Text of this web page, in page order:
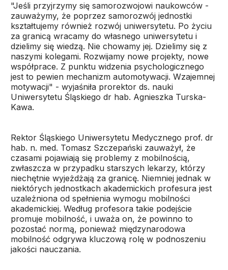
"Jeśli przyjrzymy się samorozwojowi naukowców -
zauważymy, że poprzez samorozwój jednostki
kształtujemy również rozwój uniwersytetu. Po życiu
za granicą wracamy do własnego uniwersytetu i
dzielimy się wiedzą. Nie chowamy jej. Dzielimy się z
naszymi kolegami. Rozwijamy nowe projekty, nowe
współprace. Z punktu widzenia psychologicznego
jest to pewien mechanizm automotywacji. Wzajemnej
motywacji" - wyjaśniła prorektor ds. nauki
Uniwersytetu Śląskiego dr hab. Agnieszka Turska-
Kawa.
Rektor Śląskiego Uniwersytetu Medycznego prof. dr
hab. n. med. Tomasz Szczepański zauważył, że
czasami pojawiają się problemy z mobilnością,
zwłaszcza w przypadku starszych lekarzy, którzy
niechętnie wyjeżdżają za granicę. Niemniej jednak w
niektórych jednostkach akademickich profesura jest
uzależniona od spełnienia wymogu mobilności
akademickiej. Według profesora takie podejście
promuje mobilność, i uważa on, że powinno to
pozostać normą, ponieważ międzynarodowa
mobilność odgrywa kluczową rolę w podnoszeniu
jakości nauczania.